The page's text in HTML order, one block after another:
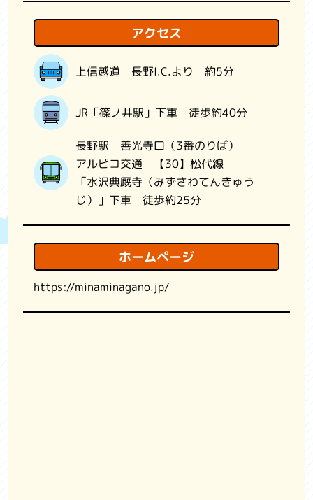
プライバシーポリシーアクセス
上信越道 長野I.C.より 約5分
JR「篠ノ井駅」下車 徒歩約40分
長野駅 善光寺口（3番のりば）
アルピコ交通 【30】松代線
「水沢典厩寺（みずさわてんきゅう
じ）」下車 徒歩約25分
ホームページ
https://minaminagano.jp/